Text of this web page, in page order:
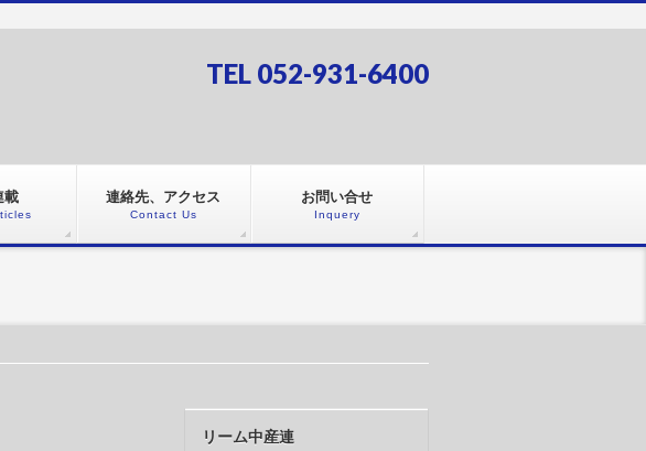
TEL 052-931-6400
載 連絡先、アクセス
Contact Us
お問い合せ
Inquery
リーム中産連